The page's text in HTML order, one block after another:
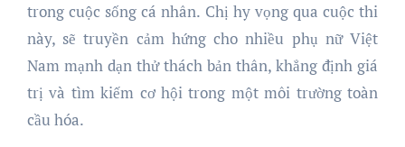
trong cuộc sống cá nhân. Chị hy vọng qua cuộc thi
này, sẽ truyền cảm hứng cho nhiều phụ nữ Việt
Nam mạnh dạn thử thách bản thân, khẳng định giá
trị và tìm kiếm cơ hội trong một môi trường toàn
cầu hóa.